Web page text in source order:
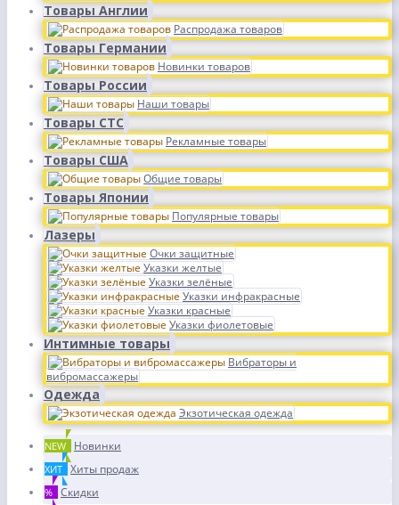
Товары Англии
Распродажа товаров
Товары Германии
Новинки товаров
Товары России
Наши товары
Товары СТС
Рекламные товары
Товары США
Общие товары
Товары Японии
Популярные товары
Лазеры
Очки защитные
Указки желтые
Указки зелёные
Указки инфракрасные
Указки красные
Указки фиолетовые
Интимные товары
Вибраторы и
вибромассажеры
Одежда
Экзотическая одежда
NEW Новинки
ХИТ Хиты продаж
% Скидки